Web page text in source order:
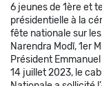
6 jeunes de 1ère et
présidentielle à la
fête nationale sur
Narendra Modī, 1er
Président
14 juillet 2023, le